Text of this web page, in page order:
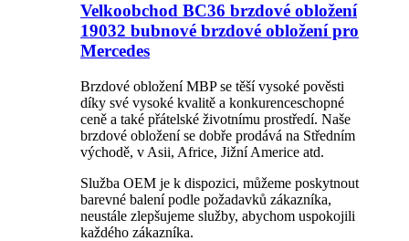
Velkoobchod BC36 brzdové obložení
19032 bubnové brzdové obložení pro
Mercedes
Brzdové obložení MBP se těší vysoké pověsti
díky své vysoké kvalitě a konkurenceschopné
ceně a také přátelské životnímu prostředí. Naše
brzdové obložení se dobře prodává na Středním
východě, v Asii, Africe, Jižní Americe atd.
Služba OEM je k dispozici, můžeme poskytnout
barevné balení podle požadavků zákazníka,
neustále zlepšujeme služby, abychom uspokojili
každého zákazníka.